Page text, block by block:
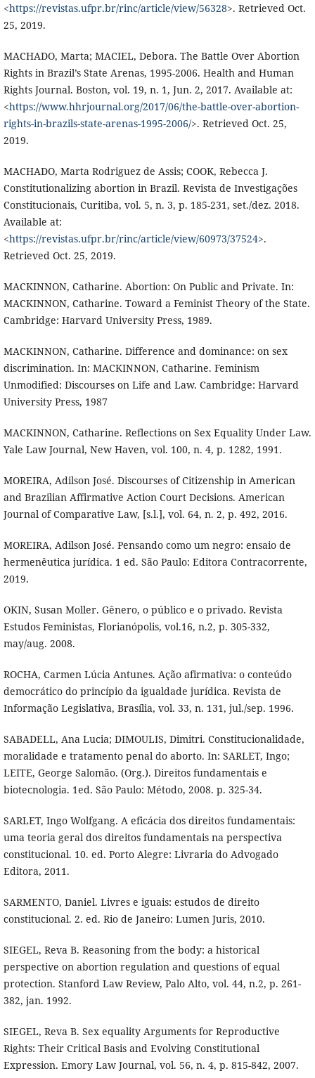
<https://revistas.ufpr.br/rinc/article/view/56328>. Retrieved Oct.
25, 2019.
MACHADO, Marta; MACIEL, Debora. The Battle Over Abortion
Rights in Brazil’s State Arenas, 1995-2006. Health and Human
Rights Journal. Boston, vol. 19, n. 1, Jun. 2, 2017. Available at:
<https://www.hhrjournal.org/2017/06/the-battle-over-abortion-
rights-in-brazils-state-arenas-1995-2006/>. Retrieved Oct. 25,
2019.
MACHADO, Marta Rodriguez de Assis; COOK, Rebecca J.
Constitutionalizing abortion in Brazil. Revista de Investigações
Constitucionais, Curitiba, vol. 5, n. 3, p. 185-231, set./dez. 2018.
Available at:
<https://revistas.ufpr.br/rinc/article/view/60973/37524>.
Retrieved Oct. 25, 2019.
MACKINNON, Catharine. Abortion: On Public and Private. In:
MACKINNON, Catharine. Toward a Feminist Theory of the State.
Cambridge: Harvard University Press, 1989.
MACKINNON, Catharine. Difference and dominance: on sex
discrimination. In: MACKINNON, Catharine. Feminism
Unmodified: Discourses on Life and Law. Cambridge: Harvard
University Press, 1987
MACKINNON, Catharine. Reflections on Sex Equality Under Law.
Yale Law Journal, New Haven, vol. 100, n. 4, p. 1282, 1991.
MOREIRA, Adilson José. Discourses of Citizenship in American
and Brazilian Affirmative Action Court Decisions. American
Journal of Comparative Law, [s.l.], vol. 64, n. 2, p. 492, 2016.
MOREIRA, Adilson José. Pensando como um negro: ensaio de
hermenêutica jurídica. 1 ed. São Paulo: Editora Contracorrente,
2019.
OKIN, Susan Moller. Gênero, o público e o privado. Revista
Estudos Feministas, Florianópolis, vol.16, n.2, p. 305-332,
may/aug. 2008.
ROCHA, Carmen Lúcia Antunes. Ação afirmativa: o conteúdo
democrático do princípio da igualdade jurídica. Revista de
Informação Legislativa, Brasília, vol. 33, n. 131, jul./sep. 1996.
SABADELL, Ana Lucia; DIMOULIS, Dimitri. Constitucionalidade,
moralidade e tratamento penal do aborto. In: SARLET, Ingo;
LEITE, George Salomão. (Org.). Direitos fundamentais e
biotecnologia. 1ed. São Paulo: Método, 2008. p. 325-34.
SARLET, Ingo Wolfgang. A eficácia dos direitos fundamentais:
uma teoria geral dos direitos fundamentais na perspectiva
constitucional. 10. ed. Porto Alegre: Livraria do Advogado
Editora, 2011.
SARMENTO, Daniel. Livres e iguais: estudos de direito
constitucional. 2. ed. Rio de Janeiro: Lumen Juris, 2010.
SIEGEL, Reva B. Reasoning from the body: a historical
perspective on abortion regulation and questions of equal
protection. Stanford Law Review, Palo Alto, vol. 44, n.2, p. 261-
382, jan. 1992.
SIEGEL, Reva B. Sex equality Arguments for Reproductive
Rights: Their Critical Basis and Evolving Constitutional
Expression. Emory Law Journal, vol. 56, n. 4, p. 815-842, 2007.